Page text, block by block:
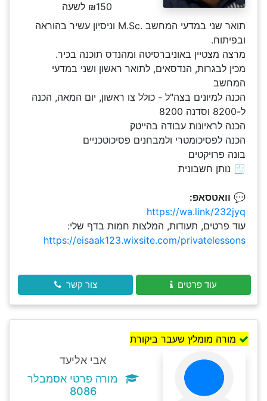
₪150 לשעה
תואר שני במדעי המחשב .M.Sc וניסיון עשיר בהוראה
ובפיתוח.
מרצה מצטיין באוניברסיטה ומהנדס תוכנה בכיר.
מכין לבגרות, הנדסאים, לתואר ראשון ושני במדעי
המחשב
הכנה למיונים בצה"ל - כולל צו ראשון, יום המאה, הכנה
ל-8200 וסדנה 8200
הכנה לראיונות עבודה בהייטק
הכנה לפסיכומטרי ולמבחנים פסיכוטכניים
בונה פרויקטים
🧾 נותן חשבונית
💬 וואטסאפ:
https://wa.link/232jyq
עוד פרטים, תעודות, המלצות חמות בדף שלי:
https://eisaak123.wixsite.com/privatelessons
עוד פרטים צור קשר
מורה מומלץ שעבר ביקורת
אבי אליעד
מורה פרטי אסמבלר
8086